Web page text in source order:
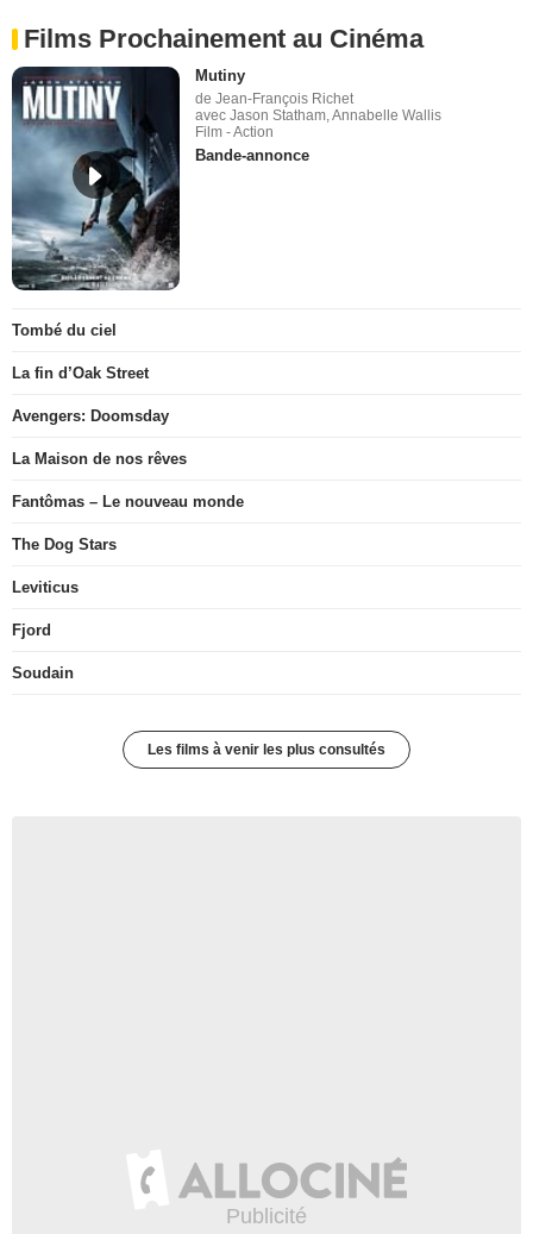
Films Prochainement au Cinéma
Mutiny
de Jean-François Richet
avec Jason Statham, Annabelle Wallis
Film - Action
Bande-annonce
Tombé du ciel
La fin d’Oak Street
Avengers: Doomsday
La Maison de nos rêves
Fantômas – Le nouveau monde
The Dog Stars
Leviticus
Fjord
Soudain
Les films à venir les plus consultés